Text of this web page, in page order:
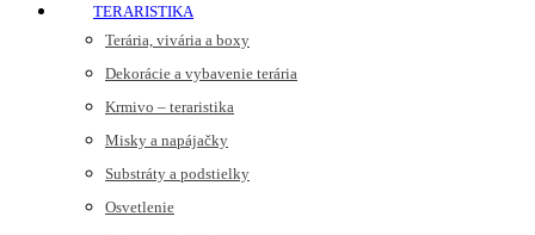
TERARISTIKA
Terária, vivária a boxy
Dekorácie a vybavenie terária
Krmivo – teraristika
Misky a napájačky
Substráty a podstielky
Osvetlenie